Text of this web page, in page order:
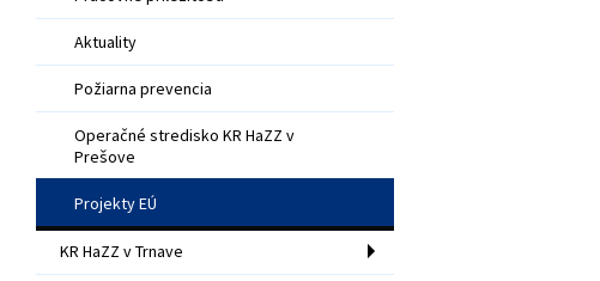
Aktuality
Požiarna prevencia
Operačné stredisko KR HaZZ v
Prešove
Projekty EÚ
KR HaZZ v Trnave